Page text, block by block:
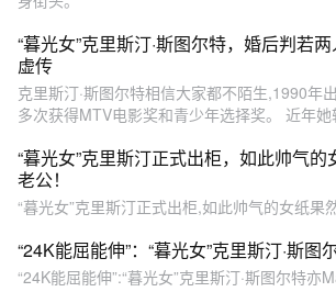
“暮光女”克里斯汀·斯图尔特，婚后判若
虚传
克里斯汀·斯图尔特相信大家都不陌生,1990年
多次获得MTV电影奖和青少年选择奖。 近年她
“暮光女”克里斯汀正式出柜，如此帅气
老公！
“暮光女”克里斯汀正式出柜,如此帅气的女纸果
“24K能屈能伸”：“暮光女”克里斯汀·斯图
“24K能屈能伸”:“暮光女”克里斯汀·斯图尔特亦